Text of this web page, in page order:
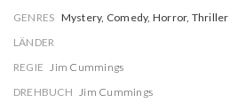
GENRES Mystery, Comedy, Horror, Thriller
LÄNDER
REGIE
Jim Cummings
DREHBUCH
Jim Cummings